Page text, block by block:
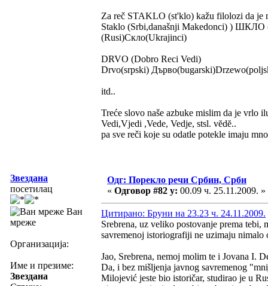
Za reč STAKLO (st'klo) kažu filolozi da je
Staklo (Srbi,današnji Makedonci) ) ШКЛО
(Rusi)Скло(Ukrajinci)
DRVO (Dobro Reci Vedi)
Drvo(srpski)
itd..
Treće slovo naše azbuke mislim da je vrlo
Vedi,Vjedi ,Vede, Vedje, stsl. vĕdĕ..
pa sve reči koje su odatle potekle imaju
Звездана
посетилац
Ван
мреже
Организација:
Име и презиме:
Звездана
Одг: Порекло речи Србин, Срби
« Одговор #82 у: 00.09 ч. 25.11.2009. »
Цитирано: Бруни на 23.23 ч. 24.11.2009.
Srebrena, uz veliko postovanje prema
savremenoj istoriografiji ne uzimaju nimalo
Jao, Srebrena, nemoj molim te i Jovana I.
Da, i bez mišljenja javnog savremenog
Milojević jeste bio istoričar, studirao je u